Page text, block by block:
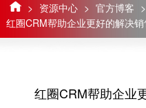
> 资源中心 > 官方博客 >
红圈CRM帮助企业更好的解决
红圈CRM帮助企业